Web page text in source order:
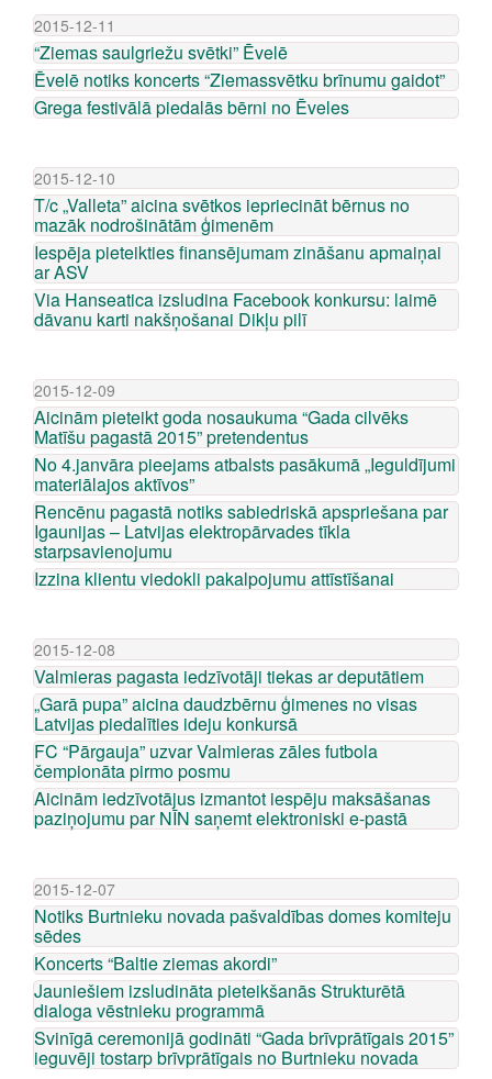
2015-12-11
“Ziemas saulgriežu svētki” Ēvelē
Ēvelē notiks koncerts “Ziemassvētku brīnumu gaidot”
Grega festivālā piedalās bērni no Ēveles
2015-12-10
T/c „Valleta” aicina svētkos iepriecināt bērnus no
mazāk nodrošinātām ģimenēm
Iespēja pieteikties finansējumam zināšanu apmaiņai
ar ASV
Via Hanseatica izsludina Facebook konkursu: laimē
dāvanu karti nakšņošanai Dikļu pilī
2015-12-09
Aicinām pieteikt goda nosaukuma “Gada cilvēks
Matīšu pagastā 2015” pretendentus
No 4.janvāra pieejams atbalsts pasākumā „Ieguldījumi
materiālajos aktīvos”
Rencēnu pagastā notiks sabiedriskā apspriešana par
Igaunijas – Latvijas elektropārvades tīkla
starpsavienojumu
Izzina klientu viedokli pakalpojumu attīstīšanai
2015-12-08
Valmieras pagasta iedzīvotāji tiekas ar deputātiem
„Garā pupa” aicina daudzbērnu ģimenes no visas
Latvijas piedalīties ideju konkursā
FC “Pārgauja” uzvar Valmieras zāles futbola
čempionāta pirmo posmu
Aicinām iedzīvotājus izmantot iespēju maksāšanas
paziņojumu par NĪN saņemt elektroniski e-pastā
2015-12-07
Notiks Burtnieku novada pašvaldības domes komiteju
sēdes
Koncerts “Baltie ziemas akordi”
Jauniešiem izsludināta pieteikšanās Strukturētā
dialoga vēstnieku programmā
Svinīgā ceremonijā godināti “Gada brīvprātīgais 2015”
ieguvēji tostarp brīvprātīgais no Burtnieku novada